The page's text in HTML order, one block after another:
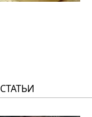
СТАТЬИ